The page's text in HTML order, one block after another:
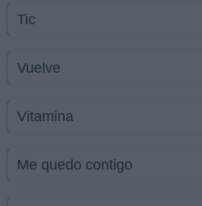
Tic
Vuelve
Vitamina
Me quedo contigo